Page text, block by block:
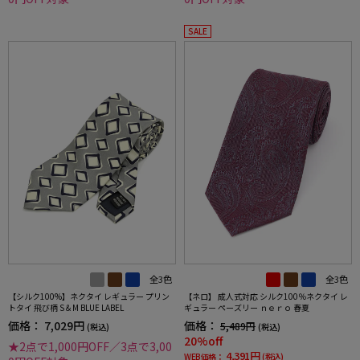
全3色
【シルク100%】ネクタイ レギュラー プリン
トタイ 飛び柄 S＆M BLUE LABEL
価格： 7,029円 (税込)
★2点で1,000円OFF／3点で3,00
SALE
全3色
【ネロ】 成人式対応 シルク100％ネクタイ レ
ギュラー ペーズリー ｎｅｒｏ 春夏
価格： 5,489円 (税込)
20%off
WEB価格： 4,391円 (税込)